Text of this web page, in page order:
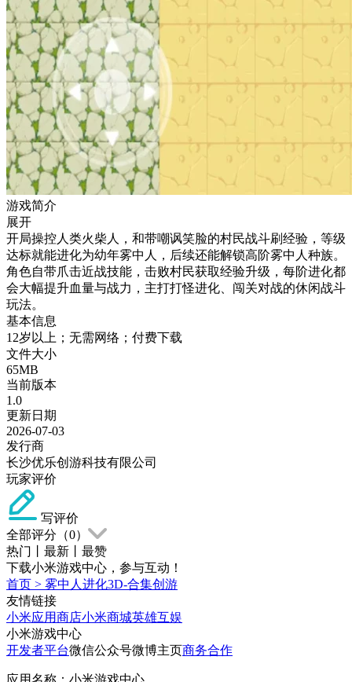
游戏简介
展开
开局操控人类火柴人，和带嘲讽笑脸的村民战斗刷经验，等级
达标就能进化为幼年雾中人，后续还能解锁高阶雾中人种族。
角色自带爪击近战技能，击败村民获取经验升级，每阶进化都
会大幅提升血量与战力，主打打怪进化、闯关对战的休闲战斗
玩法。
基本信息
12岁以上；无需网络；付费下载
文件大小
65MB
当前版本
1.0
更新日期
2026-07-03
发行商
长沙优乐创游科技有限公司
玩家评价
写评价
全部评分（0）
热门
最新
最赞
下载小米游戏中心，参与互动！
首页 > 雾中人进化3D-合集创游
友情链接
小米应用商店小米商城英雄互娱
小米游戏中心
开发者平台微信公众号微博主页商务合作
应用名称：小米游戏中心